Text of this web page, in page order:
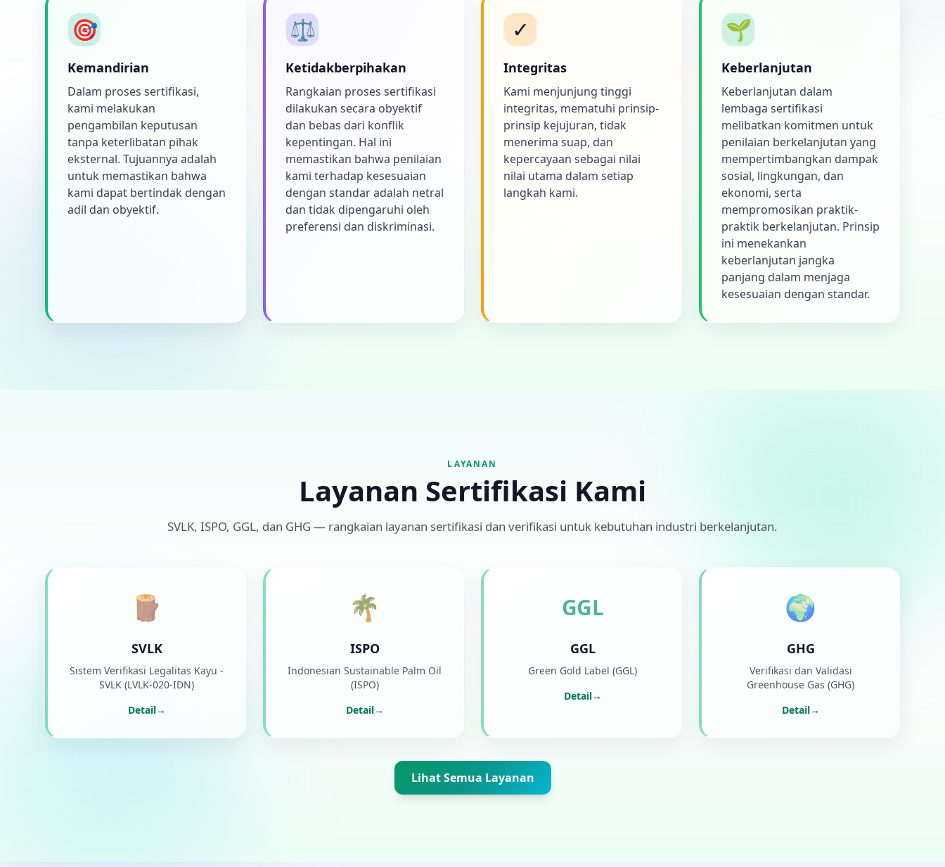
🎯
Kemandirian
Dalam proses sertifikasi,
kami melakukan
pengambilan keputusan
tanpa keterlibatan pihak
eksternal. Tujuannya adalah
untuk memastikan bahwa
kami dapat bertindak dengan
adil dan obyektif.
⚖️
Ketidakberpihakan
Rangkaian proses sertifikasi
dilakukan secara obyektif
dan bebas dari konflik
kepentingan. Hal ini
memastikan bahwa penilaian
kami terhadap kesesuaian
dengan standar adalah netral
dan tidak dipengaruhi oleh
preferensi dan diskriminasi.
✓
Integritas
Kami menjunjung tinggi
integritas, mematuhi prinsip-
prinsip kejujuran, tidak
menerima suap, dan
kepercayaan sebagai nilai
nilai utama dalam setiap
langkah kami.
🌱
Keberlanjutan
Keberlanjutan dalam
lembaga sertifikasi
melibatkan komitmen untuk
penilaian berkelanjutan yang
mempertimbangkan dampak
sosial, lingkungan, dan
ekonomi, serta
mempromosikan praktik-
praktik berkelanjutan. Prinsip
ini menekankan
keberlanjutan jangka
panjang dalam menjaga
kesesuaian dengan standar.
LAYANAN
Layanan Sertifikasi Kami
SVLK, ISPO, GGL, dan GHG — rangkaian layanan sertifikasi dan verifikasi untuk kebutuhan industri berkelanjutan.
🪵
SVLK
Sistem Verifikasi Legalitas Kayu -
SVLK (LVLK-020-IDN)
Detail→
🌴
ISPO
Indonesian Sustainable Palm Oil
(ISPO)
Detail→
GGL
GGL
Green Gold Label (GGL)
Detail→
🌍
GHG
Verifikasi dan Validasi
Greenhouse Gas (GHG)
Detail→
Lihat Semua Layanan